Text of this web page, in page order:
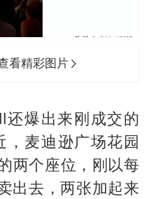
看精彩图片
还爆出来刚成交的
，麦迪逊广场花园
两个座位，刚以每
出去，两张加起来